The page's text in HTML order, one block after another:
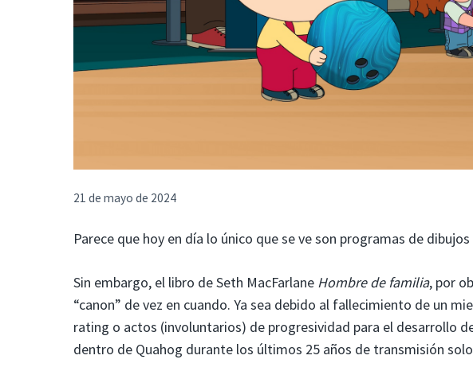
21 de mayo de 2024
Parece que hoy en día lo único que se ve son programas de
Sin embargo, el libro de Seth MacFarlane Hombre de familia, por
“canon” de vez en cuando. Ya sea debido al fallecimiento de un
rating o actos (involuntarios) de progresividad para el desarrollo
dentro de Quahog durante los últimos 25 años de transmisión